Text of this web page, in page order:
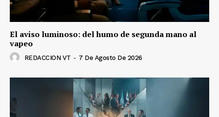
El aviso luminoso: del humo de segunda mano al
vapeo
REDACCION VT - 7 De Agosto De 2026